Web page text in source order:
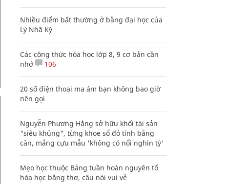
Nhiều điểm bất thường ở bằng đại học của
Lý Nhã Kỳ
Các công thức hóa học lớp 8, 9 cơ bản cần
nhớ
106
20 số điện thoại ma ám bạn không bao giờ
nên gọi
Nguyễn Phương Hằng sở hữu khối tài sản
"siêu khủng", từng khoe sổ đỏ tính bằng
cân, mắng cựu mẫu 'không có nổi nghìn tỷ'
Mẹo học thuộc Bảng tuần hoàn nguyên tố
hóa học bằng thơ, câu nói vui vẻ